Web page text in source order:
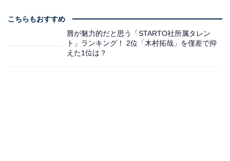
こちらもおすすめ
唇が魅力的だと思う「STARTO社所属タレン
ト」ランキング！ 2位「木村拓哉」を僅差で抑
えた1位は？